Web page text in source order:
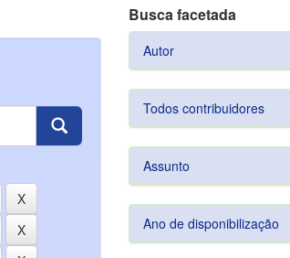
Busca facetada
Autor
Todos contribuidores
Assunto
Ano de disponibilização